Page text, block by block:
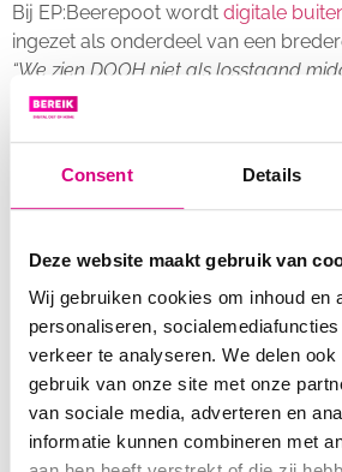
Consent Details
Deze website maakt gebruik van
Wij gebruiken cookies om inhoud en
personaliseren,
verkeer te analyseren. We delen
gebruik van onze site met onze
van sociale media, adverteren en
informatie kunnen combineren met
Bij EP:Beerepoot wordt digitale
ingezet als onderdeel van een
“We zien DOOH niet als losstaand
aanvulling op onze andere
draagt bij aan de zichtbaarheid van
aanbod. Uiteindelijk gaat het om het
uitingen, de ‘speldenprikjes’ die
borden van Bereik daar een positieve
Herkenning en reacties
Dat de campagnes effect hebben,
ook aan de reacties uit de markt.
leuke reacties, zowel van collega’s